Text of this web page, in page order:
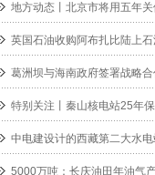
地方动态丨北京市将用五年
英国石油收购阿布扎比陆上
葛洲坝与海南政府签署战略
特别关注丨秦山核电站25年
中电建设计的西藏第二大水
5000万吨：长庆油田年油气